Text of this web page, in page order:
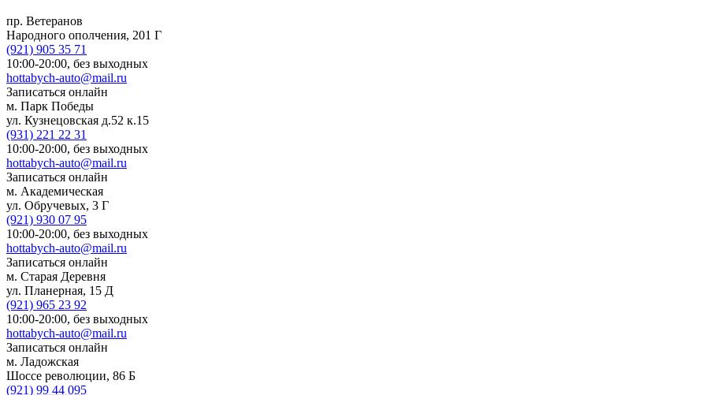
пр. Ветеранов
Народного ополчения, 201 Г
(921) 905 35 71
10:00-20:00, без выходных
hottabych-auto@mail.ru
Записаться онлайн
м. Парк Победы
ул. Кузнецовская д.52 к.15
(931) 221 22 31
10:00-20:00, без выходных
hottabych-auto@mail.ru
Записаться онлайн
м. Академическая
ул. Обручевых, 3 Г
(921) 930 07 95
10:00-20:00, без выходных
hottabych-auto@mail.ru
Записаться онлайн
м. Старая Деревня
ул. Планерная, 15 Д
(921) 965 23 92
10:00-20:00, без выходных
hottabych-auto@mail.ru
Записаться онлайн
м. Ладожская
Шоссе революции, 86 Б
(921) 99 44 095